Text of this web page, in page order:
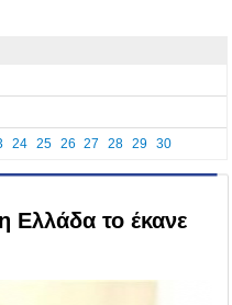
24 25 26 27 28 29 30
Ελλάδα το έκανε